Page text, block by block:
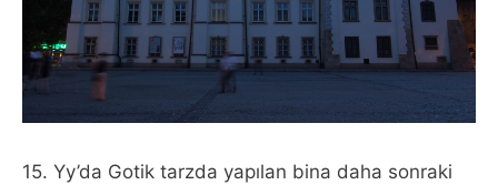
15. Yy’da Gotik tarzda yapılan bina daha sonraki